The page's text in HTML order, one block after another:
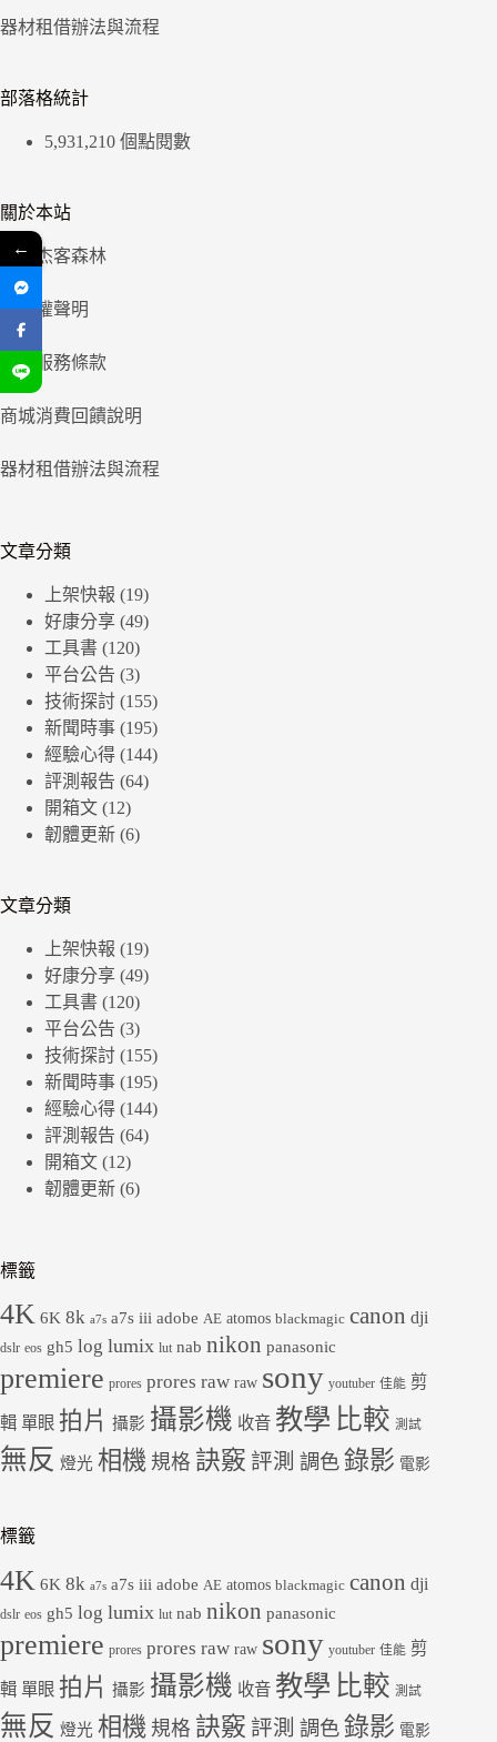
器材租借辦法與流程
部落格統計
5,931,210 個點閱數
關於本站
關於杰客森林
隱私權聲明
商城服務條款
商城消費回饋說明
器材租借辦法與流程
文章分類
上架快報 (19)
好康分享 (49)
工具書 (120)
平台公告 (3)
技術探討 (155)
新聞時事 (195)
經驗心得 (144)
評測報告 (64)
開箱文 (12)
韌體更新 (6)
文章分類
上架快報 (19)
好康分享 (49)
工具書 (120)
平台公告 (3)
技術探討 (155)
新聞時事 (195)
經驗心得 (144)
評測報告 (64)
開箱文 (12)
韌體更新 (6)
標籤
4K 6K 8k a7s a7s iii adobe AE atomos blackmagic canon dji
dslr eos gh5 log lumix lut nab nikon panasonic
premiere prores prores raw raw sony youtuber 佳能 剪
輯 單眼 拍片 攝影 攝影機 收音 教學 比較 測試
無反 燈光 相機 規格 訣竅 評測 調色 錄影 電影
標籤
4K 6K 8k a7s a7s iii adobe AE atomos blackmagic canon dji
dslr eos gh5 log lumix lut nab nikon panasonic
premiere prores prores raw raw sony youtuber 佳能 剪
輯 單眼 拍片 攝影 攝影機 收音 教學 比較 測試
無反 燈光 相機 規格 訣竅 評測 調色 錄影 電影
←